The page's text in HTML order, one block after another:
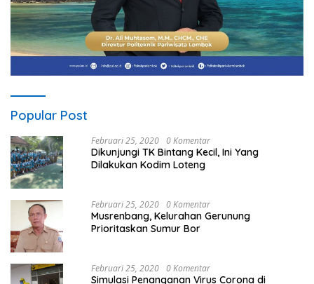
Popular Post
Februari 25, 2020 0 Komentar
Dikunjungi TK Bintang Kecil, Ini Yang
Dilakukan Kodim Loteng
Februari 25, 2020 0 Komentar
Musrenbang, Kelurahan Gerunung
Prioritaskan Sumur Bor
Februari 25, 2020 0 Komentar
Simulasi Penanganan Virus Corona di